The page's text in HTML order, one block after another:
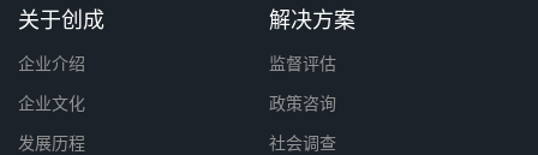
关于创成
企业介绍
企业文化
发展历程
解决方案
监督评估
政策咨询
社会调查